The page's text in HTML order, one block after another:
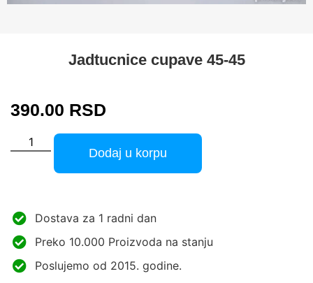
Jadtucnice cupave 45-45
390.00 RSD
Dodaj u korpu
Dostava za 1 radni dan
Preko 10.000 Proizvoda na stanju
Poslujemo od 2015. godine.